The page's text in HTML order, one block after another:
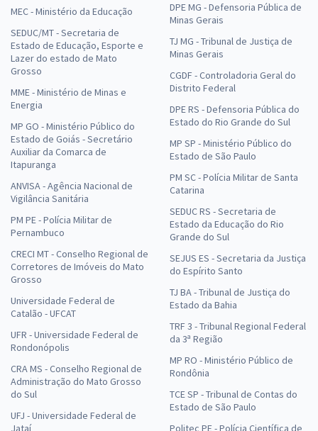
MEC - Ministério da Educação
SEDUC/MT - Secretaria de
Estado de Educação, Esporte e
Lazer do estado de Mato
Grosso
MME - Ministério de Minas e
Energia
MP GO - Ministério Público do
Estado de Goiás - Secretário
Auxiliar da Comarca de
Itapuranga
ANVISA - Agência Nacional de
Vigilância Sanitária
PM PE - Polícia Militar de
Pernambuco
CRECI MT - Conselho Regional de
Corretores de Imóveis do Mato
Grosso
Universidade Federal de
Catalão - UFCAT
UFR - Universidade Federal de
Rondonópolis
CRA MS - Conselho Regional de
Administração do Mato Grosso
do Sul
UFJ - Universidade Federal de
Jataí
DPE MG - Defensoria Pública de
Minas Gerais
TJ MG - Tribunal de Justiça de
Minas Gerais
CGDF - Controladoria Geral do
Distrito Federal
DPE RS - Defensoria Pública do
Estado do Rio Grande do Sul
MP SP - Ministério Público do
Estado de São Paulo
PM SC - Polícia Militar de Santa
Catarina
SEDUC RS - Secretaria de
Estado da Educação do Rio
Grande do Sul
SEJUS ES - Secretaria da Justiça
do Espírito Santo
TJ BA - Tribunal de Justiça do
Estado da Bahia
TRF 3 - Tribunal Regional Federal
da 3ª Região
MP RO - Ministério Público de
Rondônia
TCE SP - Tribunal de Contas do
Estado de São Paulo
Politec PE - Polícia Científica de